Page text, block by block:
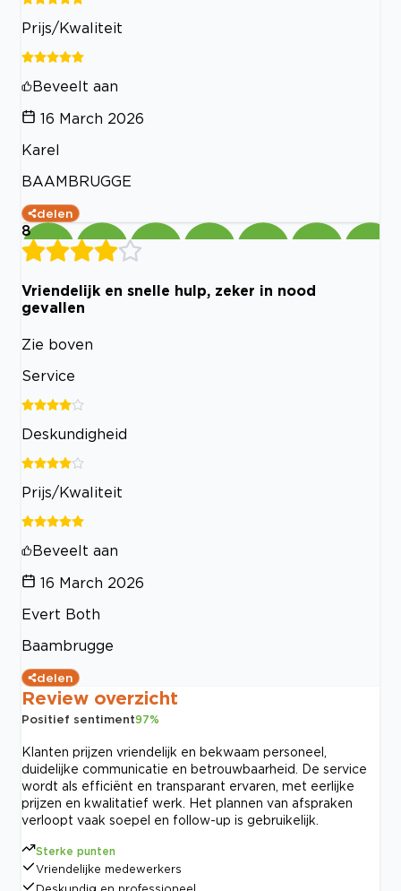
Prijs/Kwaliteit
Beveelt aan
16 March 2026
Karel
BAAMBRUGGE
delen
8
Vriendelijk en snelle hulp, zeker in nood
gevallen
Zie boven
Service
Deskundigheid
Prijs/Kwaliteit
Beveelt aan
16 March 2026
Evert Both
Baambrugge
delen
Review overzicht
Positief sentiment97%
Klanten prijzen vriendelijk en bekwaam personeel,
duidelijke communicatie en betrouwbaarheid. De service
wordt als efficiënt en transparant ervaren, met eerlijke
prijzen en kwalitatief werk. Het plannen van afspraken
verloopt vaak soepel en follow-up is gebruikelijk.
Sterke punten
Vriendelijke medewerkers
Deskundig en professioneel